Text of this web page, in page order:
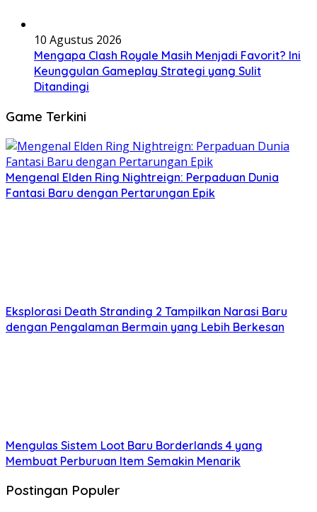
10 Agustus 2026
Mengapa Clash Royale Masih Menjadi Favorit? Ini
Keunggulan Gameplay Strategi yang Sulit
Ditandingi
Game Terkini
Mengenal Elden Ring Nightreign: Perpaduan Dunia
Fantasi Baru dengan Pertarungan Epik
Eksplorasi Death Stranding 2 Tampilkan Narasi Baru
dengan Pengalaman Bermain yang Lebih Berkesan
Mengulas Sistem Loot Baru Borderlands 4 yang
Membuat Perburuan Item Semakin Menarik
Postingan Populer